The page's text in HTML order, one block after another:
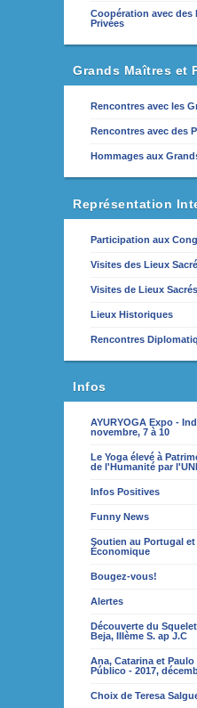
Coopération avec
Privées
Grands Maîtres et
Rencontres avec les
Rencontres avec des
Hommages aux
Représentation
Participation aux
Visites des Lieux
Visites de Lieux Sacrés
Lieux Historiques
Rencontres
Infos
AYURYOGA Expo -
novembre, 7 à 10
Le Yoga élevé à
de l'Humanité par
Infos Positives
Funny News
Soutien au Portugal
Économique
Bougez-vous!
Alertes
Découverte du
Beja, IIIème S. ap J.C
Ana, Catarina et
Público - 2017,
Choix de Teresa